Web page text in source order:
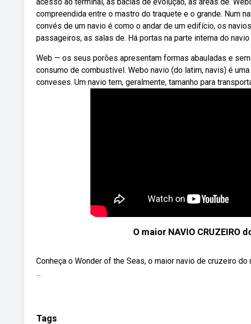
compreendida entre o mastro do traquete e o grande. Num
convés de um navio é como o andar de um edifício, os
passageiros, as salas de. Há portas na parte interna do
Web — os seus porões apresentam formas abauladas e
consumo de combustível. Webo navio (do latim, navis) é
conveses. Um navio tem, geralmente, tamanho para
O maior NAVIO CRUZEIRO
Conheça o Wonder of the Seas, o maior navio de cruzeiro
...
Tags